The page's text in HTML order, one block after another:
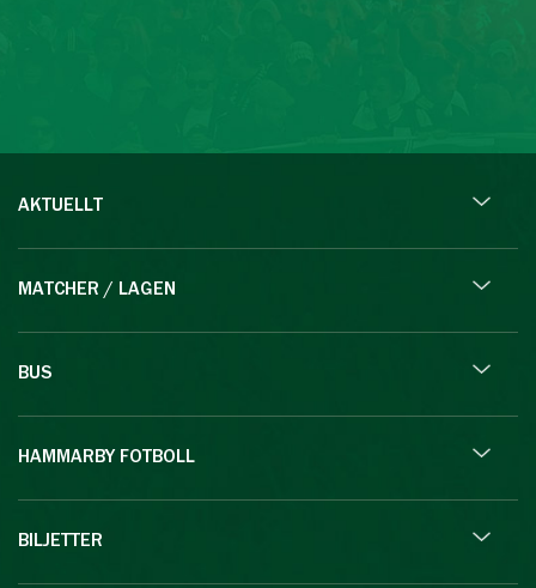
AKTUELLT
MATCHER / LAGEN
BUS
HAMMARBY FOTBOLL
BILJETTER